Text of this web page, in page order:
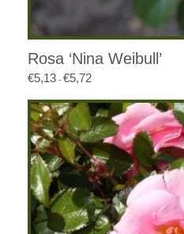
Rosa ‘Nina Weibull’
€5,13 - €5,72Prijsklasse:
tot
€5,72